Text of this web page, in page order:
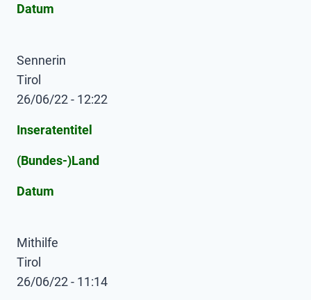
Datum
Sennerin
Tirol
26/06/22 - 12:22
Inseratentitel
(Bundes-)Land
Datum
Mithilfe
Tirol
26/06/22 - 11:14